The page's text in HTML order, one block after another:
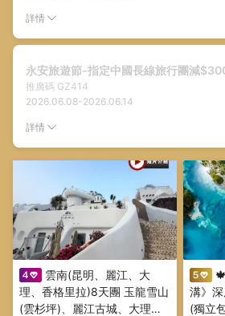
詳情
永安旅遊節-指定中國長線旅行團減
推廣碼 GZ414
2026.06.08-2026.06.14
詳情
雲南(昆明、麗江、大
理、香格里拉)8天團 玉龍雪山
(雲杉坪)、麗江古城、大理古
溝》
(獨立